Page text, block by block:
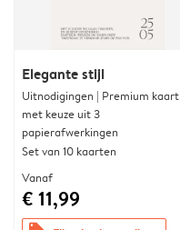
Elegante stijl
Uitnodigingen | Premium kaart
met keuze uit 3
papierafwerkingen
Set van 10 kaarten
Vanaf
€ 11,99